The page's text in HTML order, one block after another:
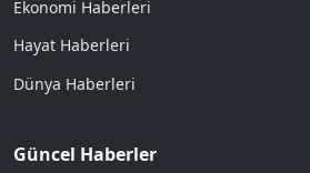
Ekonomi Haberleri
Hayat Haberleri
Dünya Haberleri
Güncel Haberler